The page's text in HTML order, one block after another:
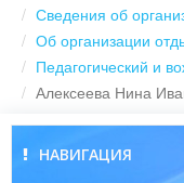
Сведения об
Об организации
Педагогический и
Алексеева Нина
НАВИГАЦИЯ